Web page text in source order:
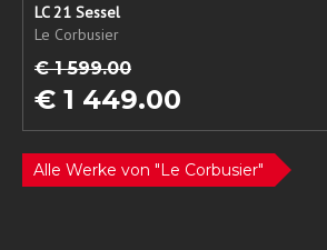
LC 21 Sessel
Le Corbusier
€ 1 599.00
€ 1 449.00
Alle Werke von "Le Corbusier"